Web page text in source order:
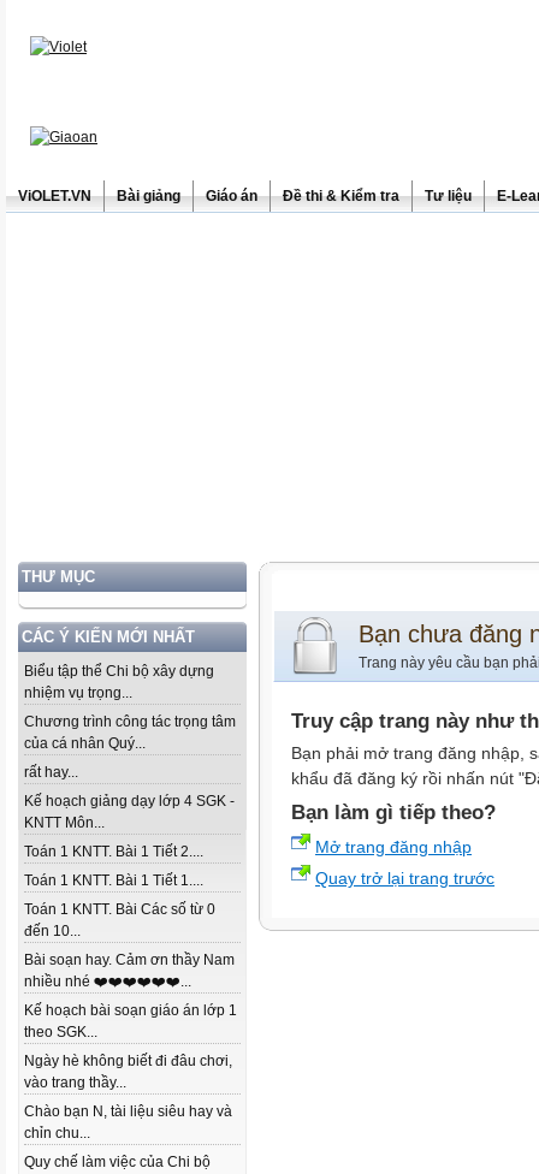
ViOLET.VN Bài giảng Giáo án Đề thi & Kiểm tra Tư liệu E-
THƯ MỤC
CÁC Ý KIẾN MỚI NHẤT
Biểu tập thể Chi bộ xây dựng
nhiệm vụ trọng...
Chương trình công tác trọng tâm
của cá nhân Quý...
rất hay...
Kế hoạch giảng dạy lớp 4 SGK -
KNTT Môn...
Toán 1 KNTT. Bài 1 Tiết 2....
Toán 1 KNTT. Bài 1 Tiết 1....
Toán 1 KNTT. Bài Các số từ 0
đến 10...
Bài soạn hay. Cảm ơn thầy Nam
nhiều nhé ❤️❤️❤️❤️❤️❤️...
Kế hoạch bài soạn giáo án lớp 1
theo SGK...
Ngày hè không biết đi đâu chơi,
vào trang thầy...
Chào bạn N, tài liệu siêu hay và
chỉn chu...
Quy chế làm việc của Chi bộ
Bạn chưa đăng
Trang này yêu cầu bạn
Truy cập trang này như
Bạn phải mở trang đăng nhập,
khẩu đã đăng ký rồi nhấn nút
Bạn làm gì tiếp theo?
Mở trang đăng nhập
Quay trở lại trang trước